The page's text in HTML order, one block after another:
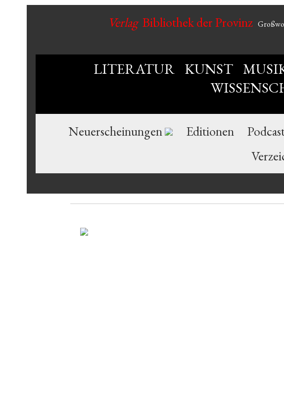
VerlagBibliothek der Provinz
LITERATUR KUNST
Neuerscheinungen Editionen